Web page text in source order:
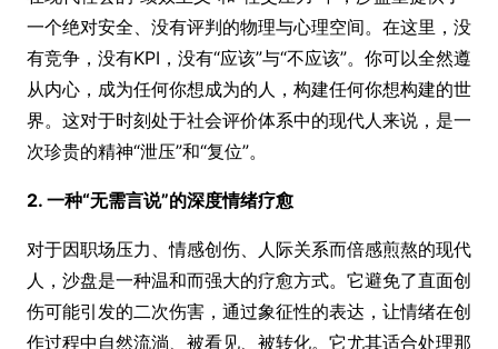
一个绝对安全、没有评判的物理与心理空间。在这里，没
有竞争，没有KPI，没有“应该”与“不应该”。你可以全然遵
从内心，成为任何你想成为的人，构建任何你想构建的世
界。这对于时刻处于社会评价体系中的现代人来说，是一
次珍贵的精神“泄压”和“复位”。
2. 一种“无需言说”的深度情绪疗愈
对于因职场压力、情感创伤、人际关系而倍感煎熬的现代
人，沙盘是一种温和而强大的疗愈方式。它避免了直面创
伤可能引发的二次伤害，通过象征性的表达，让情绪在创
作过程中自然流淌、被看见、被转化。它尤其适合处理那